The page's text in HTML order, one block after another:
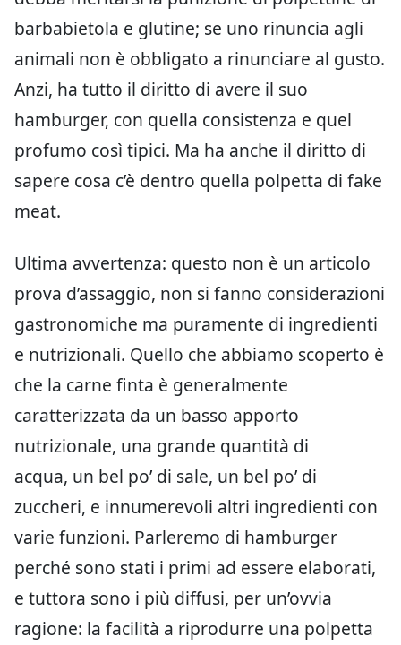
barbabietola e glutine; se uno rinuncia agli
animali non è obbligato a rinunciare al gusto.
Anzi, ha tutto il diritto di avere il suo
hamburger, con quella consistenza e quel
profumo così tipici. Ma ha anche il diritto di
sapere cosa c’è dentro quella polpetta di fake
meat.
Ultima avvertenza: questo non è un articolo
prova d’assaggio, non si fanno considerazioni
gastronomiche ma puramente di ingredienti
e nutrizionali. Quello che abbiamo scoperto è
che la carne finta è generalmente
caratterizzata da un basso apporto
nutrizionale, una grande quantità di
acqua, un bel po’ di sale, un bel po’ di
zuccheri, e innumerevoli altri ingredienti con
varie funzioni. Parleremo di hamburger
perché sono stati i primi ad essere elaborati,
e tuttora sono i più diffusi, per un’ovvia
ragione: la facilità a riprodurre una polpetta